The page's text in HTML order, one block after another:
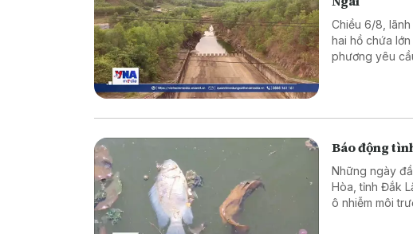
Chiều 6/8,
hai hồ chứa
phương yêu
Báo động
Những ngày
Hòa, tỉnh Đắk
ô nhiễm môi